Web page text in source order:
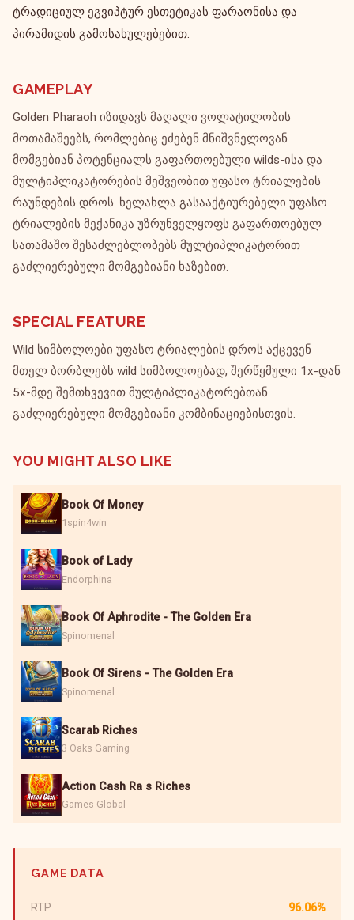
ტრადიციულ ეგვიპტურ ესთეტიკას ფარაონისა და
პირამიდის გამოსახულებებით.
GAMEPLAY
Golden Pharaoh იზიდავს მაღალი ვოლატილობის
მოთამაშეებს, რომლებიც ეძებენ მნიშვნელოვან
მომგებიან პოტენციალს გაფართოებული wilds-ისა და
მულტიპლიკატორების მეშვეობით უფასო ტრიალების
რაუნდების დროს. ხელახლა გასააქტიურებელი უფასო
ტრიალების მექანიკა უზრუნველყოფს გაფართოებულ
სათამაშო შესაძლებლობებს მულტიპლიკატორით
გაძლიერებული მომგებიანი ხაზებით.
SPECIAL FEATURE
Wild სიმბოლოები უფასო ტრიალების დროს აქცევენ
მთელ ბორბლებს wild სიმბოლოებად, შერწყმული 1x-დან
5x-მდე შემთხვევით მულტიპლიკატორებთან
გაძლიერებული მომგებიანი კომბინაციებისთვის.
YOU MIGHT ALSO LIKE
Book Of Money
1spin4win
Book of Lady
Endorphina
Book Of Aphrodite - The Golden Era
Spinomenal
Book Of Sirens - The Golden Era
Spinomenal
Scarab Riches
3 Oaks Gaming
Action Cash Ra s Riches
Games Global
GAME DATA
RTP 96.06%